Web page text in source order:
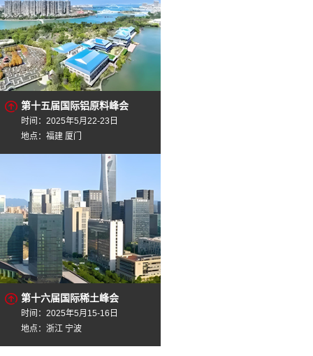
第十五届国际铝原料峰会
时间：2025年5月22-23日
地点：福建 厦门
第十六届国际稀土峰会
时间：2025年5月15-16日
地点：浙江 宁波